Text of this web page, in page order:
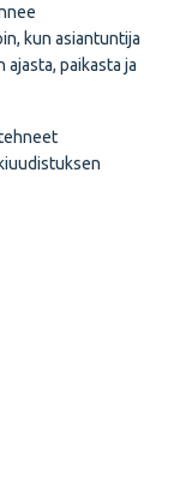
kun asiantuntija
paikasta ja